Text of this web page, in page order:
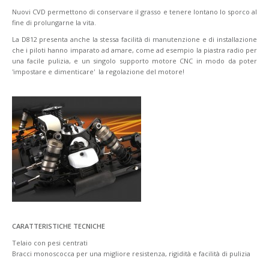
Nuovi CVD permettono di conservare il grasso e tenere lontano lo sporco al
fine di prolungarne la vita.
La D812 presenta anche la stessa facilità di manutenzione e di installazione
che i piloti hanno imparato ad amare, come ad esempio la piastra radio per
una facile pulizia, e un singolo supporto motore CNC in modo da poter
'impostare e dimenticare' la regolazione del motore!
CARATTERISTICHE TECNICHE
Telaio con pesi centrati
Bracci monoscocca per una migliore resistenza, rigidità e facilità di pulizia